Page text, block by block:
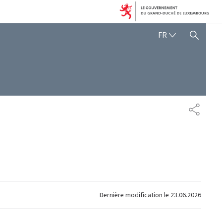
FR FRANÇAIS
AFFICHER / MASQUER
Dernière modification le 23.06.2026